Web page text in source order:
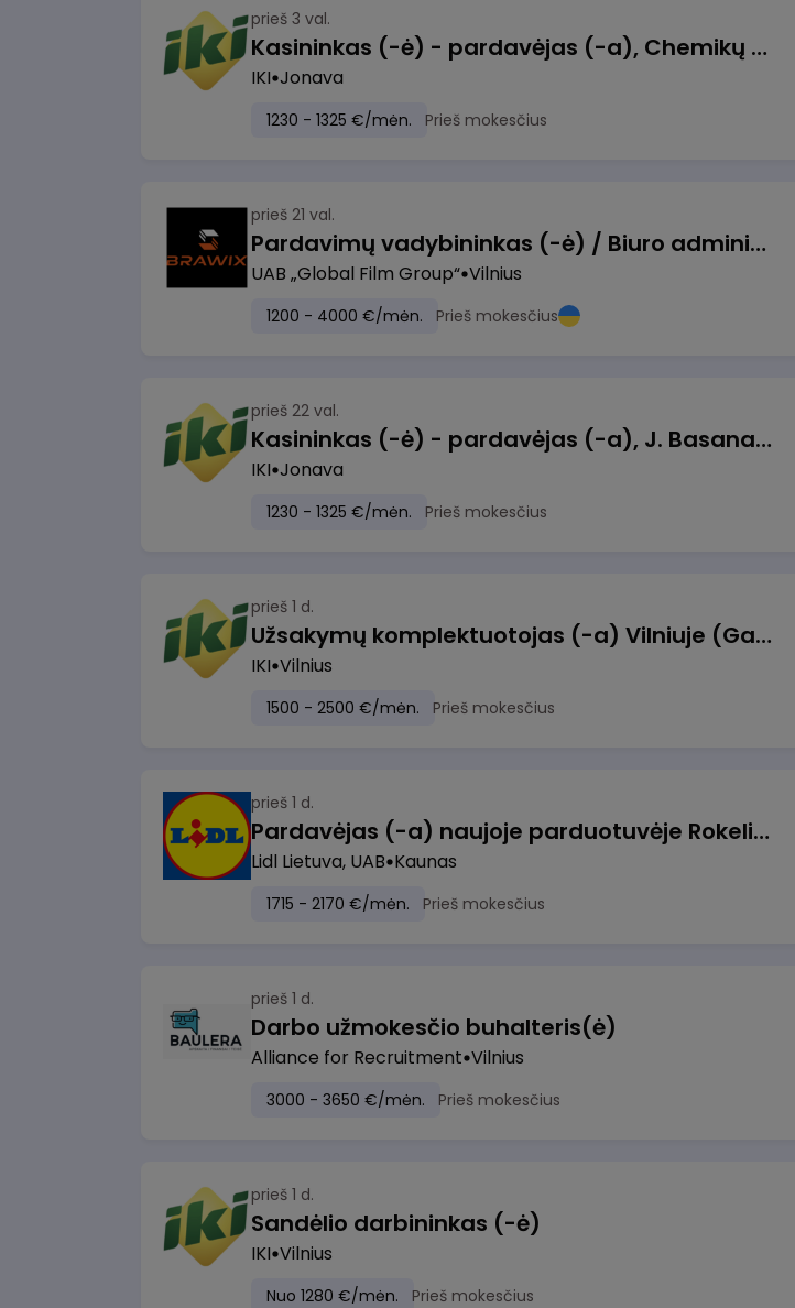
prieš 3 val.
Kasininkas (-ė) - pardavėjas (-a), Chemikų g. 1, Jonava
IKI Jonava
1230 - 1325 €/mėn. Prieš mokesčius
prieš 21 val.
Pardavimų vadybininkas (-ė) / Biuro administratorius (-ė) (B2B)
UAB „Global Film Group“ Vilnius
1200 - 4000 €/mėn. Prieš mokesčius
prieš 22 val.
Kasininkas (-ė) - pardavėjas (-a), J. Basanavičiaus g. 6, Jonava
IKI Jonava
1230 - 1325 €/mėn. Prieš mokesčius
prieš 1 d.
Užsakymų komplektuotojas (-a) Vilniuje (Gariūnai)
IKI Vilnius
1500 - 2500 €/mėn. Prieš mokesčius
prieš 1 d.
Pardavėjas (-a) naujoje parduotuvėje Rokeliuose (NEMOKAMAS TRANSPORTAS)
Lidl Lietuva, UAB Kaunas
1715 - 2170 €/mėn. Prieš mokesčius
prieš 1 d.
Darbo užmokesčio buhalteris(ė)
Alliance for Recruitment Vilnius
3000 - 3650 €/mėn. Prieš mokesčius
prieš 1 d.
Sandėlio darbininkas (-ė)
IKI Vilnius
Nuo 1280 €/mėn. Prieš mokesčius